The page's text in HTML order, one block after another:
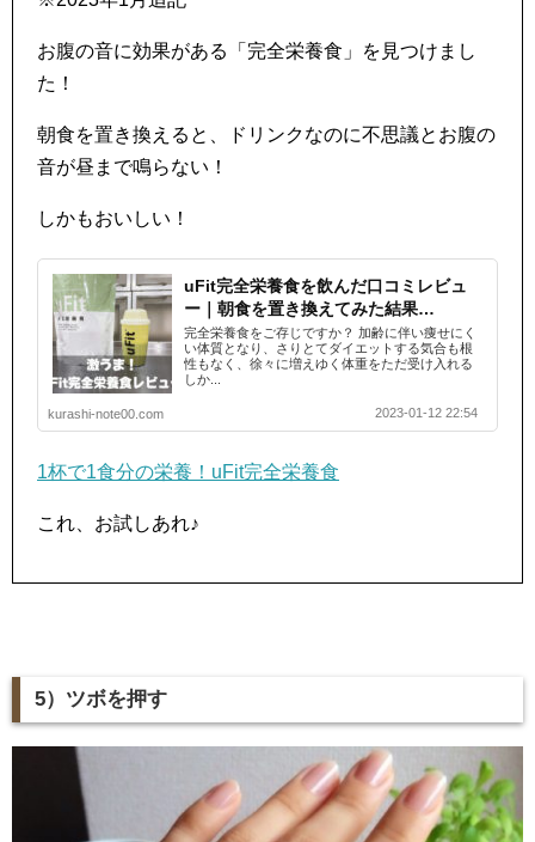
お腹の音に効果がある「完全栄養食」を見つけまし
た！
朝食を置き換えると、ドリンクなのに不思議とお腹の
音が昼まで鳴らない！
しかもおいしい！
uFit完全栄養食を飲んだ口コミレビュ
ー｜朝食を置き換えてみた結果…
完全栄養食をご存じですか？ 加齢に伴い痩せにく
い体質となり、さりとてダイエットする気合も根
性もなく、徐々に増えゆく体重をただ受け入れる
しか...
kurashi-note00.com 2023-01-12 22:54
1杯で1食分の栄養！uFit完全栄養食
これ、お試しあれ♪
5）ツボを押す